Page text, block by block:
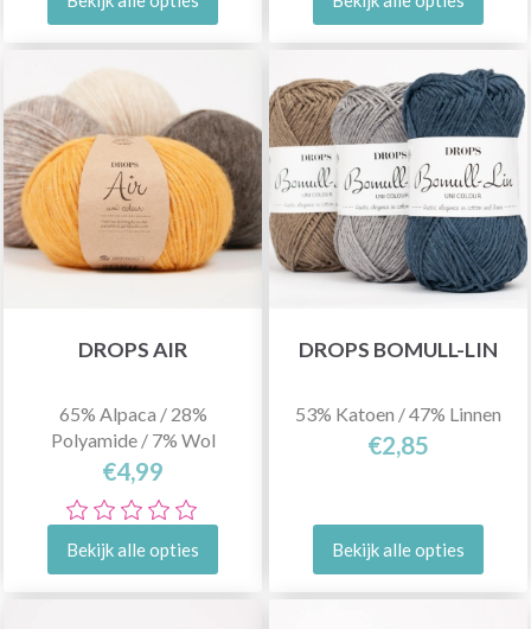
DROPS AIR
65% Alpaca / 28%
Polyamide / 7% Wol
€4,99
Bekijk alle opties
DROPS BOMULL-LIN
53% Katoen / 47% Linnen
€2,85
Bekijk alle opties